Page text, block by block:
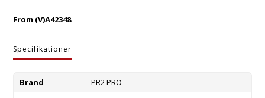
From (V)A42348
Specifikationer
Brand
PR2 PRO